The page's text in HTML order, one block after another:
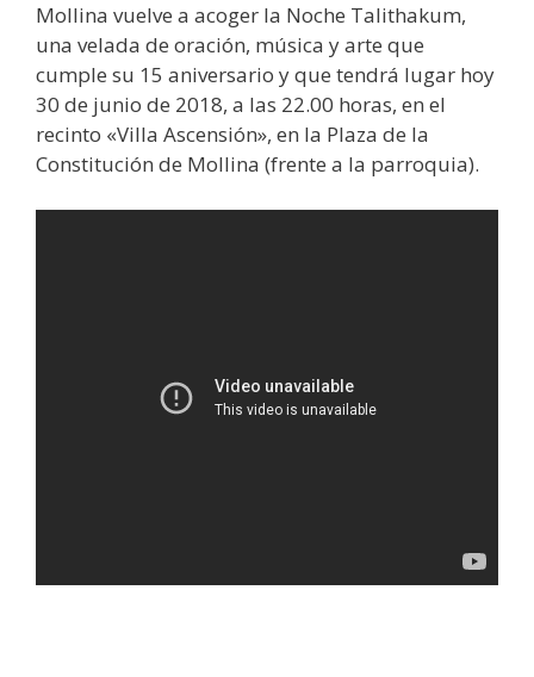
Mollina vuelve a acoger la Noche Talithakum,
una velada de oración, música y arte que
cumple su 15 aniversario y que tendrá lugar hoy
30 de junio de 2018, a las 22.00 horas, en el
recinto «Villa Ascensión», en la Plaza de la
Constitución de Mollina (frente a la parroquia).